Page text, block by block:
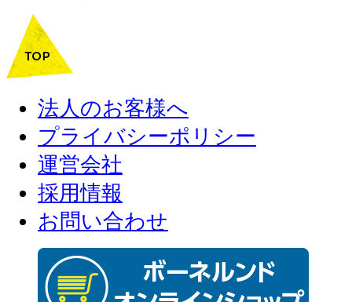
法人のお客様へ
プライバシーポリシー
運営会社
採用情報
お問い合わせ